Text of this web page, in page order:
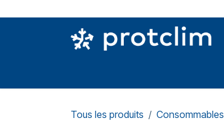
Tous les produits Consommables